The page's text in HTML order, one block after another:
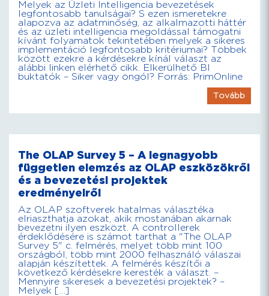
Melyek az Üzleti Intelligencia bevezetések
legfontosabb tanulságai? S ezen ismeretekre
alapozva az adatminőség, az alkalmazotti háttér
és az üzleti intelligencia megoldással támogatni
kívánt folyamatok tekintetében melyek a sikeres
implementáció legfontosabb kritériumai? Többek
között ezekre a kérdésekre kínál választ az
alábbi linken elérhető cikk. Elkerülhető BI
buktatók – Siker vagy öngól? Forrás: PrimOnline
Tovább
The OLAP Survey 5 – A legnagyobb
független elemzés az OLAP eszközökről
és a bevezetési projektek
eredményeiről
Az OLAP szoftverek hatalmas választéka
elriaszthatja azokat, akik mostanában akarnak
bevezetni ilyen eszközt. A controllerek
érdeklődésére is számot tarthat a "The OLAP
Survey 5" c. felmérés, melyet több mint 100
országból, több mint 2000 felhasználó válaszai
alapján készítettek. A felmérés készítői a
következő kérdésekre keresték a választ. –
Mennyire sikeresek a bevezetési projektek? –
Melyek […]